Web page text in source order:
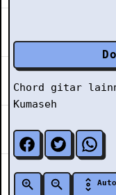
Chord gitar
Kumaseh